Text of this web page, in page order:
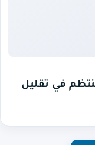
في تقليل